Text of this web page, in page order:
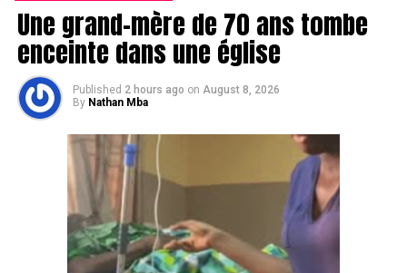
Une grand-mère de 70 ans tombe
enceinte dans une église
Published 2 hours ago on August 8, 2026
By Nathan Mba